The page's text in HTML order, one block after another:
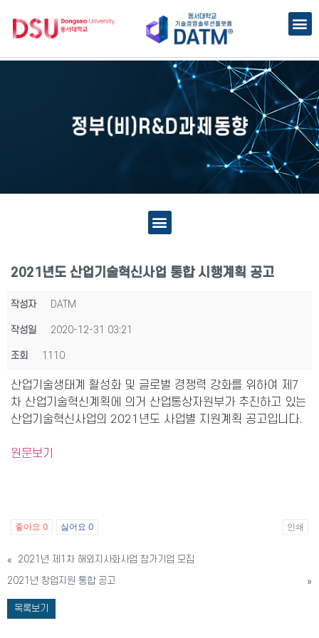
2021년도 산업기술혁신사업 통합 시행계획 공고
작성자 DATM
작성일 2020-12-31 03:21
조회 1110
산업기술생태계 활성화 및 글로벌 경쟁력 강화를 위하여 제7
차 산업기술혁신계획에 의거 산업통상자원부가 추진하고 있는
산업기술혁신사업의 2021년도 사업별 지원계획 공고입니다.
원문보기
좋아요 0 싫어요 0 인쇄
«
2021년 제1차 해외지사화사업 참가기업 모집
2021년 창업지원 통합 공고
»
목록보기